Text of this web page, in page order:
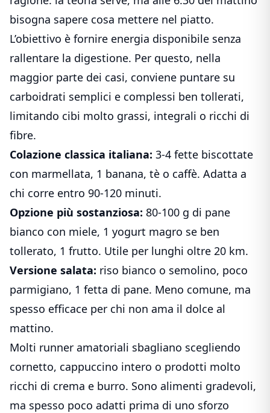
bisogna sapere cosa mettere nel piatto.
L’obiettivo è fornire energia disponibile senza
rallentare la digestione. Per questo, nella
maggior parte dei casi, conviene puntare su
carboidrati semplici e complessi ben tollerati,
limitando cibi molto grassi, integrali o ricchi di
fibre.
Colazione classica italiana: 3-4 fette biscottate
con marmellata, 1 banana, tè o caffè. Adatta a
chi corre entro 90-120 minuti.
Opzione più sostanziosa: 80-100 g di pane
bianco con miele, 1 yogurt magro se ben
tollerato, 1 frutto. Utile per lunghi oltre 20 km.
Versione salata: riso bianco o semolino, poco
parmigiano, 1 fetta di pane. Meno comune, ma
spesso efficace per chi non ama il dolce al
mattino.
Molti runner amatoriali sbagliano scegliendo
cornetto, cappuccino intero o prodotti molto
ricchi di crema e burro. Sono alimenti gradevoli,
ma spesso poco adatti prima di uno sforzo